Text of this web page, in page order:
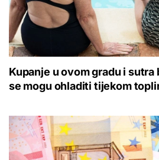
Kupanje u ovom gradu i
se mogu ohladiti tijekom